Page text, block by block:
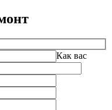
Как вас